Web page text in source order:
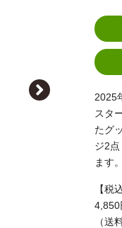
2025
スタ
たグ
ジ2
ます。
【税
4,850
（送